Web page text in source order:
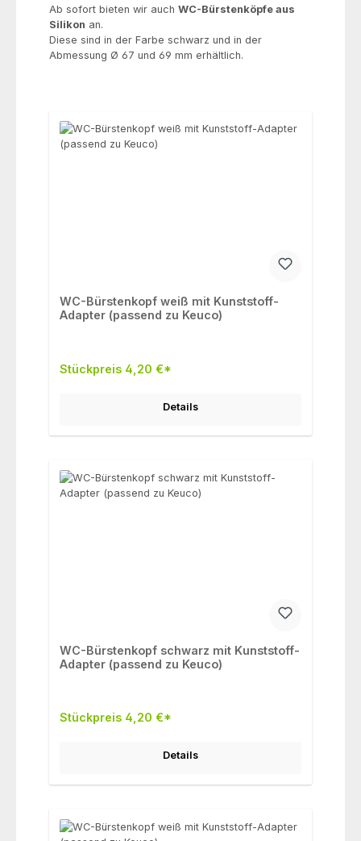
Ab sofort bieten wir auch WC-Bürstenköpfe aus
Silikon an.
Diese sind in der Farbe schwarz und in der
Abmessung Ø 67 und 69 mm erhältlich.
WC-Bürstenkopf weiß mit Kunststoff-
Adapter (passend zu Keuco)
Stückpreis 4,20 €*
Details
WC-Bürstenkopf schwarz mit Kunststoff-
Adapter (passend zu Keuco)
Stückpreis 4,20 €*
Details